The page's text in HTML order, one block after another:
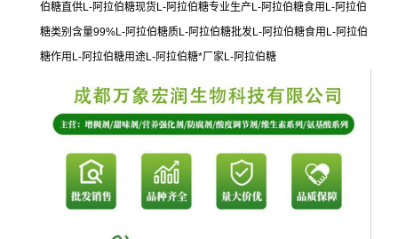
伯糖直供L-阿拉伯糖现货L-阿拉伯糖专业生产L-阿拉伯糖食用L-阿拉伯
糖类别含量99%L-阿拉伯糖质L-阿拉伯糖批发L-阿拉伯糖食用L-阿拉伯
糖作用L-阿拉伯糖用途L-阿拉伯糖*厂家L-阿拉伯糖